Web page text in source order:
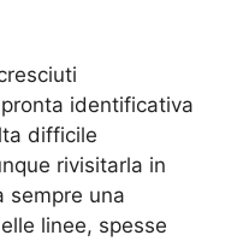
identificativa
difficile
rivisitarla in
sempre una
linee, spesse